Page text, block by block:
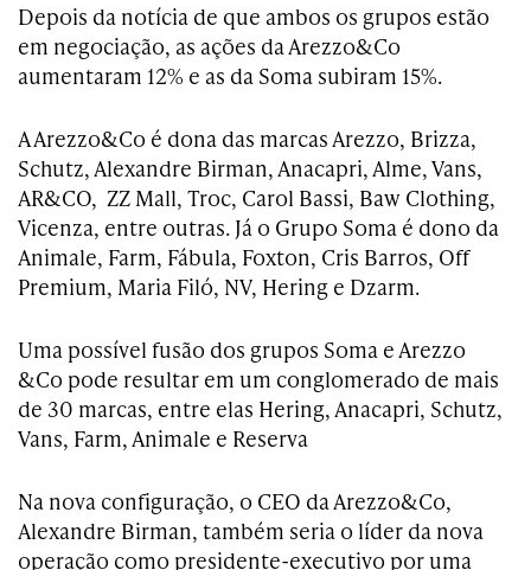
Depois da notícia de que ambos os grupos estão
em negociação, as ações da Arezzo&Co
aumentaram 12% e as da Soma subiram 15%.
A Arezzo&Co é dona das marcas Arezzo, Brizza,
Schutz, Alexandre Birman, Anacapri, Alme, Vans,
AR&CO, ZZ Mall, Troc, Carol Bassi, Baw Clothing,
Vicenza, entre outras. Já o Grupo Soma é dono da
Animale, Farm, Fábula, Foxton, Cris Barros, Off
Premium, Maria Filó, NV, Hering e Dzarm.
Uma possível fusão dos grupos Soma e Arezzo
&Co pode resultar em um conglomerado de mais
de 30 marcas, entre elas Hering, Anacapri, Schutz,
Vans, Farm, Animale e Reserva
Na nova configuração, o CEO da Arezzo&Co,
Alexandre Birman, também seria o líder da nova
operação como presidente-executivo por uma